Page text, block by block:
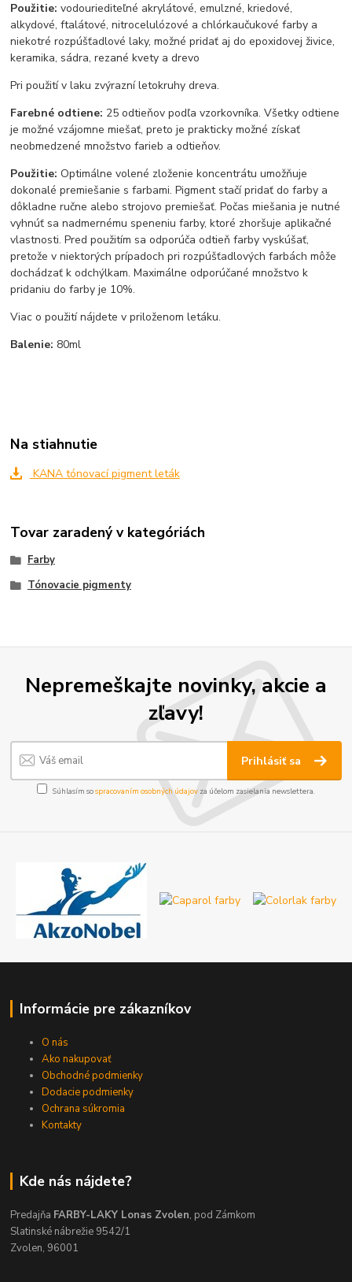
Použitie: vodouriediteľné akrylátové, emulzné, kriedové,
alkydové, ftalátové, nitrocelulózové a chlórkaučukové farby a
niekotré rozpúšťadlové laky, možné pridať aj do epoxidovej živice,
keramika, sádra, rezané kvety a drevo
Pri použití v laku zvýrazní letokruhy dreva.
Farebné odtiene: 25 odtieňov podľa vzorkovníka. Všetky odtiene
je možné vzájomne miešať, preto je prakticky možné získať
neobmedzené množstvo farieb a odtieňov.
Použitie: Optimálne volené zloženie koncentrátu umožňuje
dokonalé premiešanie s farbami. Pigment stačí pridať do farby a
dôkladne ručne alebo strojovo premiešať. Počas miešania je nutné
vyhnúť sa nadmernému speneniu farby, ktoré zhoršuje aplikačné
vlastnosti. Pred použitím sa odporúča odtieň farby vyskúšať,
pretože v niektorých prípadoch pri rozpúšťadlových farbách môže
dochádzať k odchýlkam. Maximálne odporúčané množstvo k
pridaniu do farby je 10%.
Viac o použití nájdete v priloženom letáku.
Balenie: 80ml
Na stiahnutie
KANA tónovací pigment leták
Tovar zaradený v kategóriách
Farby
Tónovacie pigmenty
Nepremeškajte novinky, akcie a
zľavy!
Prihlásiť sa
Súhlasím sospracovaním osobných údajov za účelom zasielania newslettera.
Informácie pre zákazníkov
O nás
Ako nakupovať
Obchodné podmienky
Dodacie podmienky
Ochrana súkromia
Kontakty
Kde nás nájdete?
Predajňa FARBY-LAKY Lonas Zvolen, pod Zámkom
Slatinské nábrežie 9542/1
Zvolen, 96001